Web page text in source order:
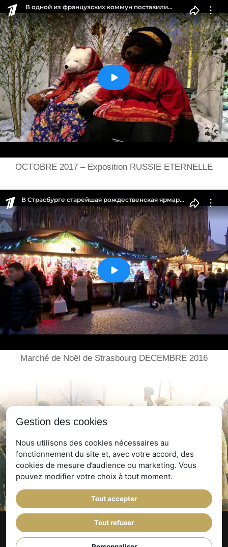
OCTOBRE 2017 – Exposition RUSSIE ETERNELLE
Marché de Noël de Strasbourg DECEMBRE 2016
© Rue Pouchkine- Site réalisé par l'
Imaginarium Vichy ⚷-Politique de
Gestion des cookies
Nous utilisons des cookies nécessaires au
fonctionnement du site et, avec votre accord, des
cookies de mesure d’audience ou marketing. Vous
pouvez modifier votre choix à tout moment.
Tout accepter
Tout refuser